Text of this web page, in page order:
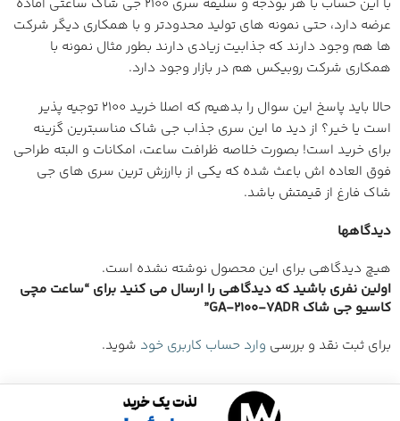
عرضه دارد، حتی نمونه های تولید محدودتر و با همکاری دیگر شرکت
ها هم وجود دارند که جذابیت زیادی دارند بطور مثال نمونه با
همکاری شرکت روبیکس هم در بازار وجود دارد.
حالا باید پاسخ این سوال را بدهیم که اصلا خرید 2100 توجیه پذیر
است یا خیر؟ از دید ما این سری جذاب جی شاک مناسبترین گزینه
برای خرید است! بصورت خلاصه ظرافت ساعت، امکانات و البته طراحی
فوق العاده اش باعث شده که یکی از باارزش ترین سری های جی
شاک فارغ از قیمتش باشد.
دیدگاهها
هیچ دیدگاهی برای این محصول نوشته نشده است.
اولین نفری باشید که دیدگاهی را ارسال می کنید برای “ساعت مچی
کاسیو جی شاک GA-2100-7ADR”
برای ثبت نقد و بررسی وارد حساب کاربری خود شوید.